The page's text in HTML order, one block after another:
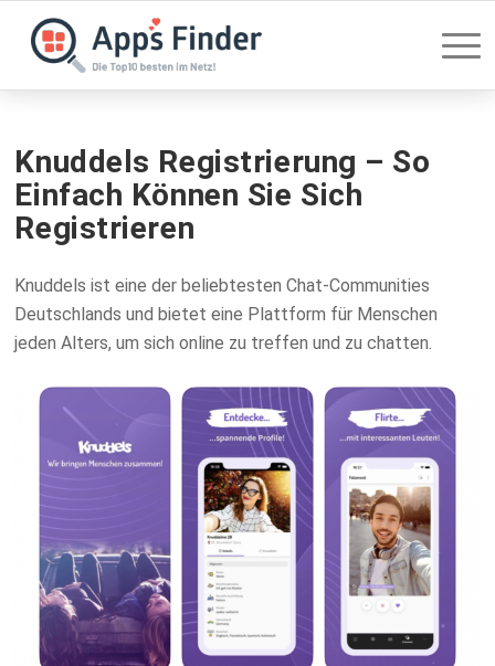
Knuddels Registrierung – So
Einfach Können Sie Sich
Registrieren
Knuddels ist eine der beliebtesten Chat-Communities
Deutschlands und bietet eine Plattform für Menschen
jeden Alters, um sich online zu treffen und zu chatten.